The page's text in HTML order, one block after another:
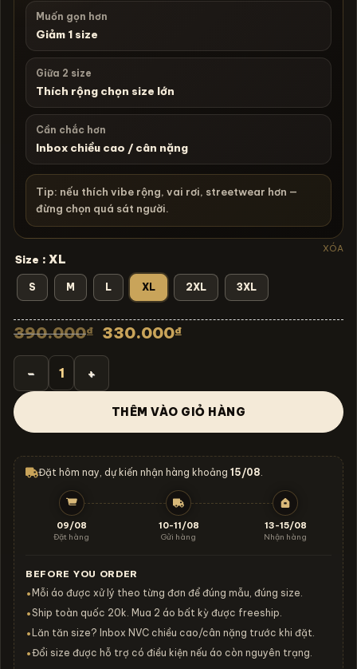
Muốn gọn hơn
Giảm 1 size
Giữa 2 size
Thích rộng chọn size lớn
Cần chắc hơn
Inbox chiều cao / cân nặng
Tip: nếu thích vibe rộng, vai rơi, streetwear hơn —
đừng chọn quá sát người.
Size : XL
S M L XL 2XL 3XL
XÓA
390.000₫ Giá
là:
330.000₫Giá
330.000₫.
Áo thun rock vintage Green Day Green Heart - B113 số
THÊM VÀO GIỎ HÀNG
Đặt hôm nay, dự kiến nhận hàng khoảng 15/08
09/08
Đặt hàng
10-11/08
Gửi hàng
13-15/08
Nhận hàng
BEFORE YOU ORDER
•Mỗi áo được xử lý theo từng đơn để đúng mẫu, đúng size.
•Ship toàn quốc 20k. Mua 2 áo bất kỳ được freeship.
•Lăn tăn size? Inbox NVC chiều cao/cân nặng trước khi đặt.
•Đổi size được hỗ trợ có điều kiện nếu áo còn nguyên trạng.